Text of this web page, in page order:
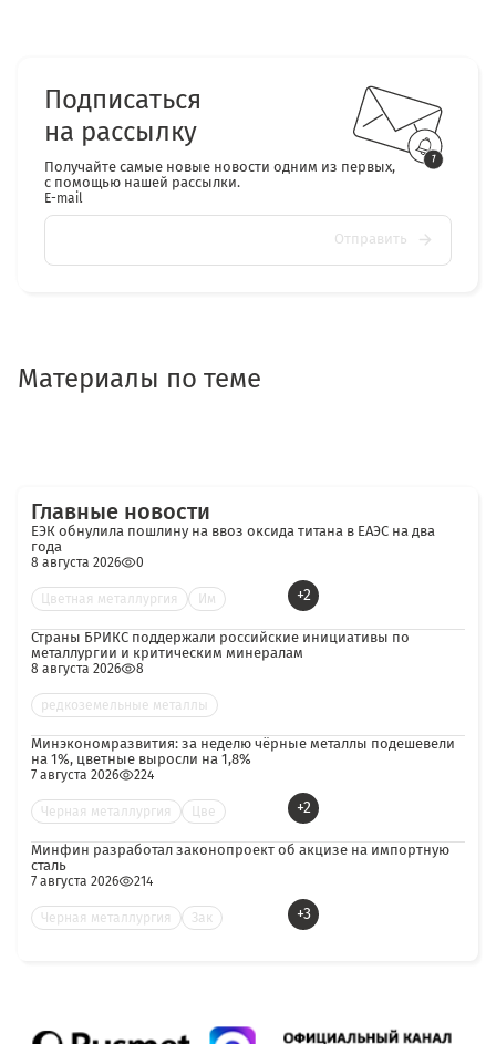
Подписаться
на рассылку
Получайте самые новые новости одним из первых,
с помощью нашей рассылки.
E-mail
Отправить
Материалы по теме
Главные новости
ЕЭК обнулила пошлину на ввоз оксида титана в ЕАЭС на два
года
8 августа 2026 0
Цветная металлургия Им +2
Страны БРИКС поддержали российские инициативы по
металлургии и критическим минералам
8 августа 2026 8
редкоземельные металлы
Минэкономразвития: за неделю чёрные металлы подешевели
на 1%, цветные выросли на 1,8%
7 августа 2026 224
Черная металлургия Цве +2
Минфин разработал законопроект об акцизе на импортную
сталь
7 августа 2026 214
Черная металлургия Зак +3